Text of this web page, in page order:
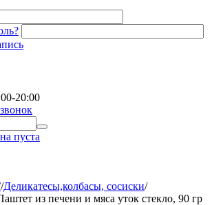
20:00
пуста
/Деликатесы,колбасы, сосиски/
из печени и мяса уток стекло, 90 гр